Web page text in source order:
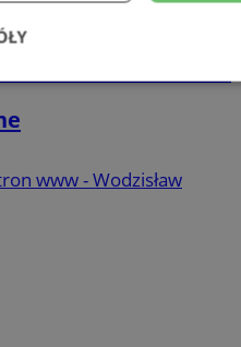
www - Wodzisław
Wydajność
Niesklasyfikowane